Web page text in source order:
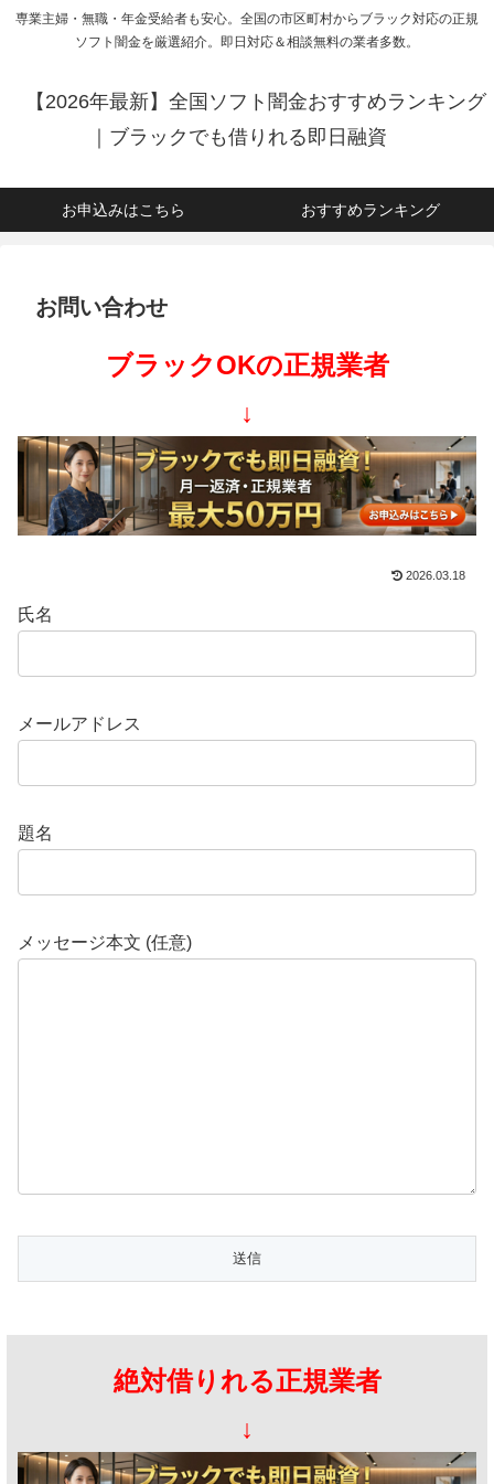
専業主婦・無職・年金受給者も安心。全国の市区町村からブラック対応の正規
ソフト闇金を厳選紹介。即日対応＆相談無料の業者多数。
【2026年最新】全国ソフト闇金おすすめランキング
｜ブラックでも借りれる即日融資
お申込みはこちら おすすめランキング
お問い合わせ
ブラックOKの正規業者
↓
2026.03.18
氏名
メールアドレス
題名
メッセージ本文 (任意)
絶対借りれる正規業者
↓